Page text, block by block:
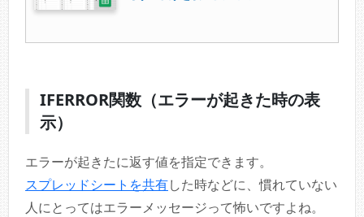
IFERROR関数（エラーが起きた時の表
示）
エラーが起きたに返す値を指定できます。
スプレッドシートを共有した時などに、慣れていない
人にとってはエラーメッセージって怖いですよね。